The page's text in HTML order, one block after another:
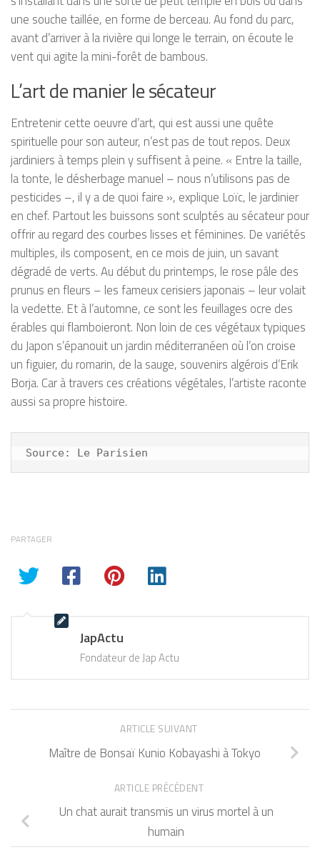
une souche taillée, en forme de berceau. Au fond du parc,
avant d’arriver à la rivière qui longe le terrain, on écoute le
vent qui agite la mini-forêt de bambous.
L’art de manier le sécateur
Entretenir cette oeuvre d’art, qui est aussi une quête
spirituelle pour son auteur, n’est pas de tout repos. Deux
jardiniers à temps plein y suffisent à peine. « Entre la taille,
la tonte, le désherbage manuel – nous n’utilisons pas de
pesticides –, il y a de quoi faire », explique Loïc, le jardinier
en chef. Partout les buissons sont sculptés au sécateur pour
offrir au regard des courbes lisses et féminines. De variétés
multiples, ils composent, en ce mois de juin, un savant
dégradé de verts. Au début du printemps, le rose pâle des
prunus en fleurs – les fameux cerisiers japonais – leur volait
la vedette. Et à l’automne, ce sont les feuillages ocre des
érables qui flamboieront. Non loin de ces végétaux typiques
du Japon s’épanouit un jardin méditerranéen où l’on croise
un figuier, du romarin, de la sauge, souvenirs algérois d’Erik
Borja. Car à travers ces créations végétales, l’artiste raconte
aussi sa propre histoire.
Source: Le Parisien
PARTAGER
JapActu
Fondateur de Jap Actu
ARTICLE SUIVANT
Maître de Bonsaï Kunio Kobayashi à Tokyo
ARTICLE PRÉCÉDENT
Un chat aurait transmis un virus mortel à un
humain